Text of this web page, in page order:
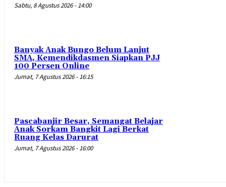
Sabtu, 8 Agustus 2026 - 14:00
Banyak Anak Bungo Belum Lanjut
SMA, Kemendikdasmen Siapkan PJJ
100 Persen Online
Jumat, 7 Agustus 2026 - 16:15
Pascabanjir Besar, Semangat Belajar
Anak Sorkam Bangkit Lagi Berkat
Ruang Kelas Darurat
Jumat, 7 Agustus 2026 - 16:00